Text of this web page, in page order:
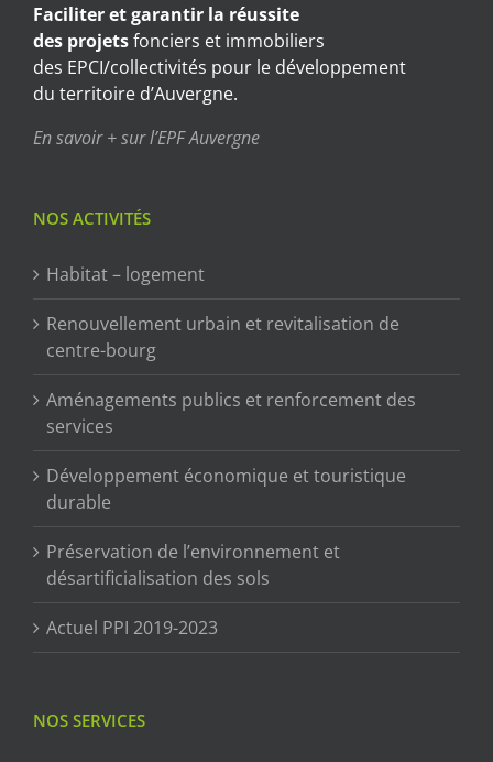
Faciliter et garantir la réussite
des projetsfonciers et immobiliers
des EPCI/collectivités pour le développement
du territoire d’Auvergne.
En savoir + sur l’EPF Auvergne
NOS ACTIVITÉS
Habitat – logement
Renouvellement urbain et revitalisation de
centre-bourg
Aménagements publics et renforcement des
services
Développement économique et touristique
durable
Préservation de l’environnement et
désartificialisation des sols
Actuel PPI 2019-2023
NOS SERVICES